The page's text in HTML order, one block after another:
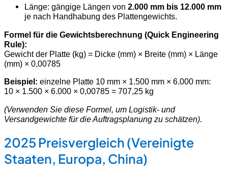
Länge: gängige Längen von 2.000 mm bis 12.000 mm
je nach Handhabung des Plattengewichts.
Formel für die Gewichtsberechnung (Quick Engineering
Rule):
Gewicht der Platte (kg) = Dicke (mm) × Breite (mm) × Länge
(mm) × 0,00785
Beispiel: einzelne Platte 10 mm × 1.500 mm × 6.000 mm:
10 × 1.500 × 6.000 × 0,00785 = 707,25 kg
(Verwenden Sie diese Formel, um Logistik- und
Versandgewichte für die Auftragsplanung zu schätzen).
2025 Preisvergleich (Vereinigte
Staaten, Europa, China)